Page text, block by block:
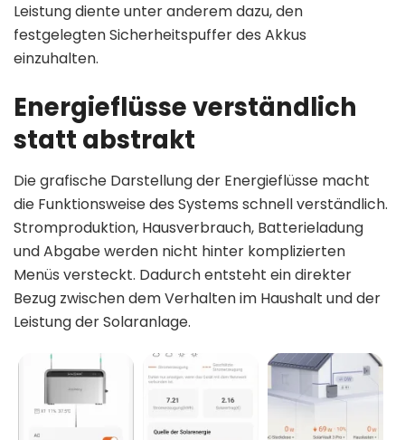
Leistung diente unter anderem dazu, den
festgelegten Sicherheitspuffer des Akkus
einzuhalten.
Energieflüsse verständlich
statt abstrakt
Die grafische Darstellung der Energieflüsse macht
die Funktionsweise des Systems schnell verständlich.
Stromproduktion, Hausverbrauch, Batterieladung
und Abgabe werden nicht hinter komplizierten
Menüs versteckt. Dadurch entsteht ein direkter
Bezug zwischen dem Verhalten im Haushalt und der
Leistung der Solaranlage.